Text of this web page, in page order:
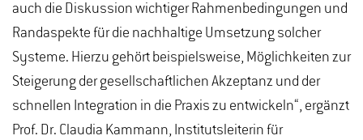
auch die Diskussion wichtiger Rahmenbedingungen und
Randaspekte für die nachhaltige Umsetzung solcher
Systeme. Hierzu gehört beispielsweise, Möglichkeiten zur
Steigerung der gesellschaftlichen Akzeptanz und der
schnellen Integration in die Praxis zu entwickeln“, ergänzt
Prof. Dr. Claudia Kammann, Institutsleiterin für